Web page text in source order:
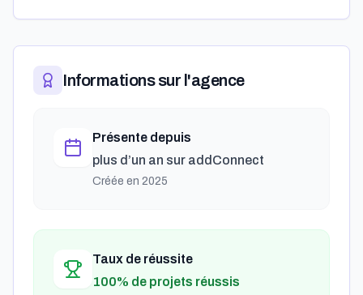
Informations sur l'agence
Présente depuis
plus d’un an sur addConnect
Créée en 2025
Taux de réussite
100% de projets réussis